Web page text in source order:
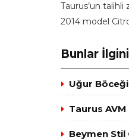
Taurus’un talihli
2014 model
Bunlar
Uğur
Taurus
Beymen Stil